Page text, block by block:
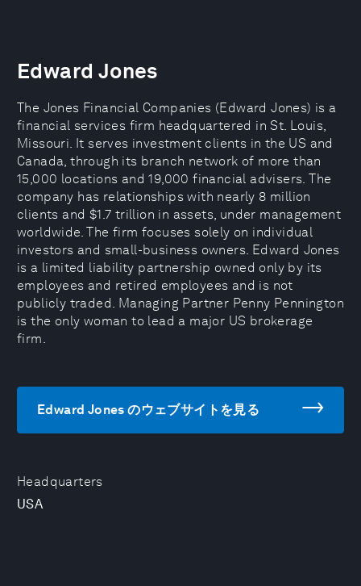
Headquarters
USA
Edward Jones
The Jones Financial Companies (Edward Jones) is a
financial services firm headquartered in St. Louis,
Missouri. It serves investment clients in the US and
Canada, through its branch network of more than
15,000 locations and 19,000 financial advisers. The
company has relationships with nearly 8 million
clients and $1.7 trillion in assets, under management
worldwide. The firm focuses solely on individual
investors and small-business owners. Edward Jones
is a limited liability partnership owned only by its
employees and retired employees and is not
publicly traded. Managing Partner Penny Pennington
is the only woman to lead a major US brokerage
firm.
Edward Jones のウェブサイトを見る